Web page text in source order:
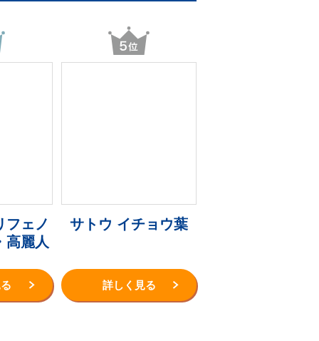
フェノ
高麗人
サトウ イチョウ葉
詳しく見る